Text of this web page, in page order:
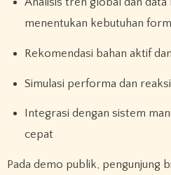
menentukan kebutuhan
Rekomendasi bahan aktif
Simulasi performa dan reaksi
cepat
Pada demo publik, pengunjung